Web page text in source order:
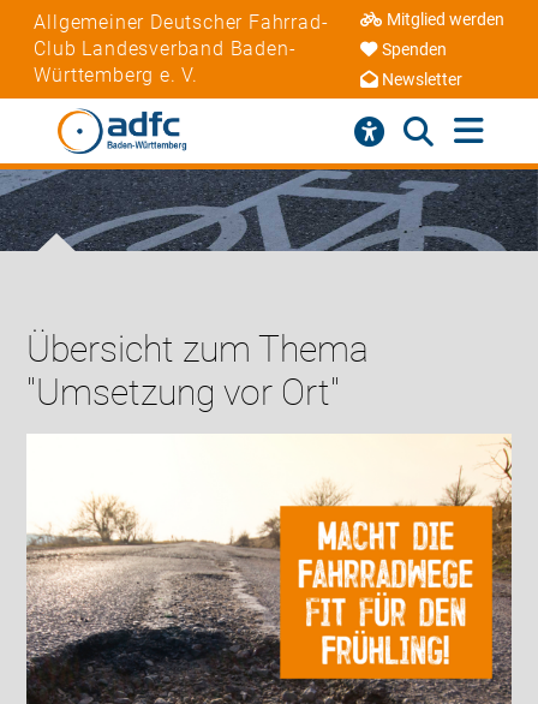
Allgemeiner Deutscher Fahrrad-
Club Landesverband Baden-
Württemberg e. V.
Mitglied werden
Spenden
Newsletter
Übersicht zum Thema
"Umsetzung vor Ort"